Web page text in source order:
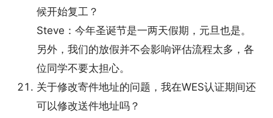
候开始复工？
Steve：今年圣诞节是一两天假期，元旦也是。
另外，我们的放假并不会影响评估流程太多，各
位同学不要太担心。
关于修改寄件地址的问题，我在WES认证期间还
可以修改送件地址吗？